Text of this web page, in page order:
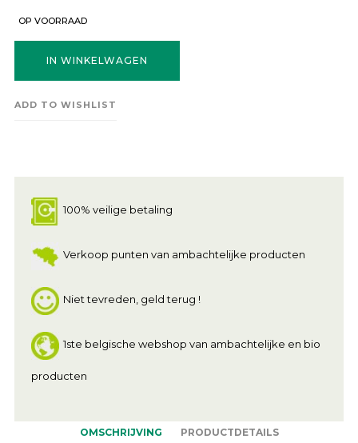
OP VOORRAAD
IN WINKELWAGEN
ADD TO WISHLIST
100% veilige betaling
Verkoop punten van ambachtelijke producten
Niet tevreden, geld terug !
1ste belgische webshop van ambachtelijke en bio
producten
OMSCHRIJVING
PRODUCTDETAILS